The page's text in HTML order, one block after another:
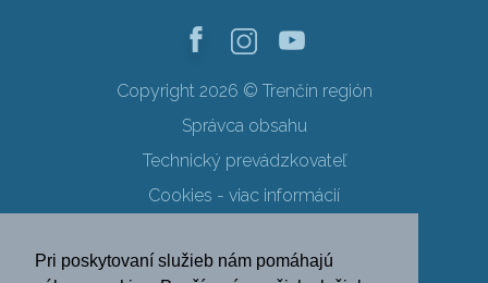
Pri poskytovaní služieb nám pomáhajú
Copyright 2026 © Trenčín región
Správca obsahu
Technický prevádzkovateľ
Cookies - viac informácií
Ochrana osobných údajov